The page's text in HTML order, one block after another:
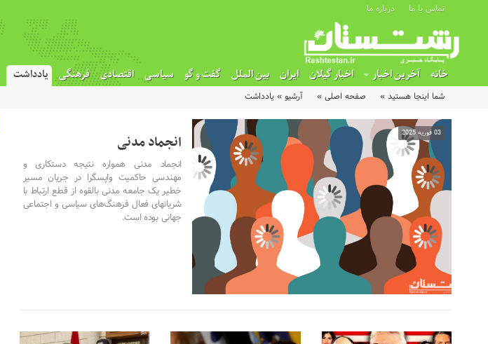
تماس با ما درباره ما
خانه آخرین اخبار اخبار گیلان ایران بین الملل گفت و گو سیاسی اقتصادی فرهنگی یادداشت
شما اینجا هستید » صفحه اصلی » آرشیو » یادداشت
03 فوریه 2025 انجماد مدنی
انجماد مدنی همواره نتیجه دستکاری و
مهندسی حاکمیت واپسگرا در جریان مسیر
خطیر یک جامعه مدنی بالقوه از قطع ارتباط با
شریانهای فعال فرهنگ‌های سیاسی و اجتماعی
جهانی بوده است.
18 ژانویه 2025 09 ژانویه 2025 30 دسامبر 2024